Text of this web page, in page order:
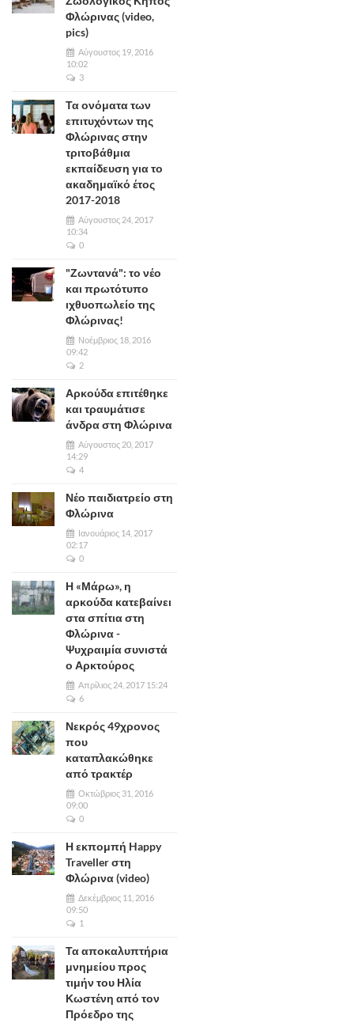
Φλώρινας (video,
pics)
Αύγουστος 19, 2016
10:02
3
Τα ονόματα των
επιτυχόντων της
Φλώρινας στην
τριτοβάθμια
εκπαίδευση για το
ακαδημαϊκό έτος
2017-2018
Αύγουστος 24, 2017
10:34
0
"Ζωντανά": το νέο
και πρωτότυπο
ιχθυοπωλείο της
Φλώρινας!
Νοέμβριος 18, 2016
09:42
2
Αρκούδα επιτέθηκε
και τραυμάτισε
άνδρα στη Φλώρινα
Αύγουστος 20, 2017
14:29
4
Νέο παιδιατρείο στη
Φλώρινα
Ιανουάριος 14, 2017
02:17
0
Η «Μάρω», η
αρκούδα κατεβαίνει
στα σπίτια στη
Φλώρινα -
Ψυχραιμία συνιστά
ο Αρκτούρος
Απρίλιος 24, 2017 15:24
6
Νεκρός 49χρονος
που
καταπλακώθηκε
από τρακτέρ
Οκτώβριος 31, 2016
09:00
0
Η εκπομπή Happy
Traveller στη
Φλώρινα (video)
Δεκέμβριος 11, 2016
09:50
1
Τα αποκαλυπτήρια
μνημείου προς
τιμήν του Ηλία
Κωστένη από τον
Πρόεδρο της